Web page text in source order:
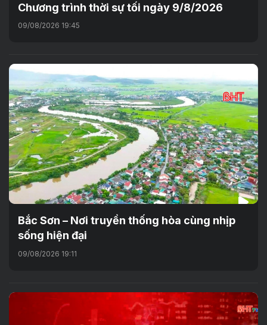
Chương trình thời sự tối ngày 9/8/2026
09/08/2026 19:45
Bắc Sơn – Nơi truyền thống hòa cùng nhịp
sống hiện đại
09/08/2026 19:11